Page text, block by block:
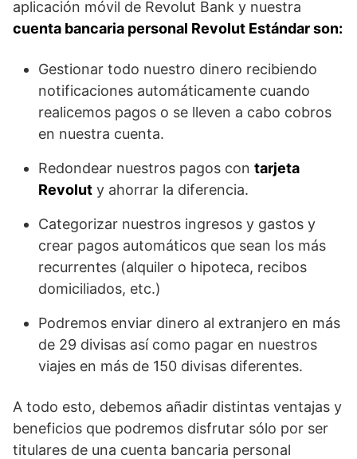
aplicación móvil de Revolut Bank y nuestra
cuenta bancaria personal Revolut Estándar son:
Gestionar todo nuestro dinero recibiendo
notificaciones automáticamente cuando
realicemos pagos o se lleven a cabo cobros
en nuestra cuenta.
Redondear nuestros pagos con tarjeta
Revolut y ahorrar la diferencia.
Categorizar nuestros ingresos y gastos y
crear pagos automáticos que sean los más
recurrentes (alquiler o hipoteca, recibos
domiciliados, etc.)
Podremos enviar dinero al extranjero en más
de 29 divisas así como pagar en nuestros
viajes en más de 150 divisas diferentes.
A todo esto, debemos añadir distintas ventajas y
beneficios que podremos disfrutar sólo por ser
titulares de una cuenta bancaria personal